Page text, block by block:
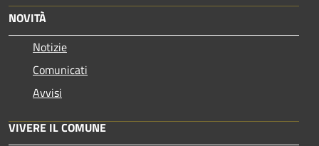
NOVITÀ
Notizie
Comunicati
Avvisi
VIVERE IL COMUNE